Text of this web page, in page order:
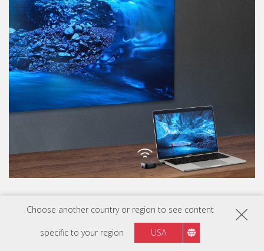
Choose another country or region to see content
specific to your region USA